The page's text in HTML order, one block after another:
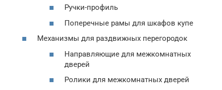
Ручки-профиль
Поперечные рамы для шкафов купе
Механизмы для раздвижных перегородок
Направляющие для межкомнатных
дверей
Ролики для межкомнатных дверей